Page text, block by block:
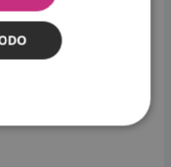
éxitos es su
y sorprendió a
seguidores